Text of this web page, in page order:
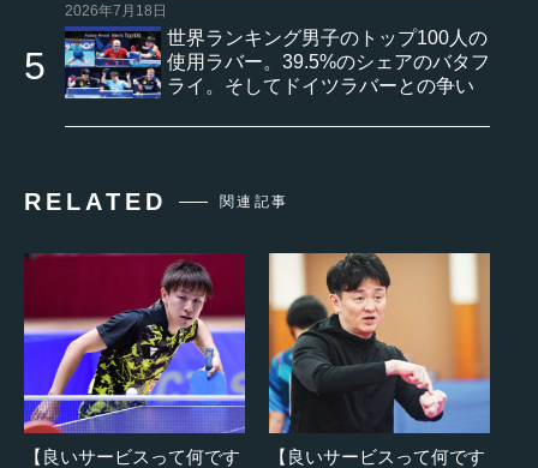
2026年7月18日
世界ランキング男子のトップ100人の
使用ラバー。39.5%のシェアのバタフ
ライ。そしてドイツラバーとの争い
RELATED 関連記事
【良いサービスって何です
【良いサービスって何です